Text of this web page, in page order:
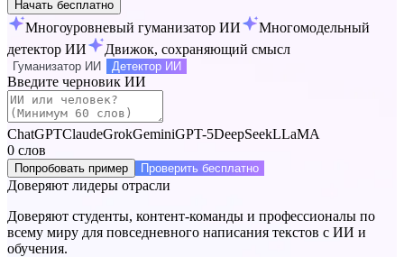
Начать бесплатно
Многоуровневый гуманизатор ИИ
Многомодельный
детектор ИИ
Движок, сохраняющий смысл
Гуманизатор ИИ Детектор ИИ
Введите черновик ИИ
ChatGPTClaudeGrokGeminiGPT-5DeepSeekLLaMA
0 слов
Попробовать пример Проверить бесплатно
Доверяют лидеры отрасли
Доверяют студенты, контент-команды и профессионалы по
всему миру для повседневного написания текстов с ИИ и
обучения.